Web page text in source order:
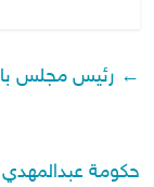
← رئيس مجلس
حكومة